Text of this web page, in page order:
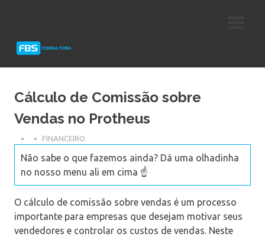
Protheus
Cálculo de Comissão sobre
Vendas no Protheus
FINANCEIRO
Não sabe o que fazemos ainda? Dá uma olhadinha
no nosso menu ali em cima ☝️
O cálculo de comissão sobre vendas é um processo
importante para empresas que desejam motivar seus
vendedores e controlar os custos de vendas. Neste